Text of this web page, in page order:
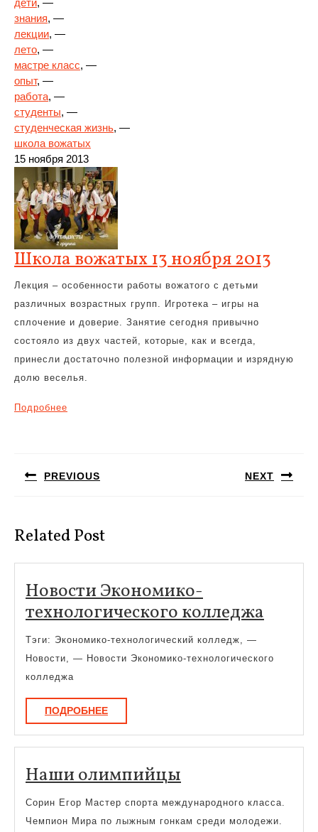
дети, —
знания, —
лекции, —
лето, —
мастре класс, —
опыт, —
работа, —
студенты, —
студенческая жизнь, —
школа вожатых
15 ноября 2013
Школа вожатых 13 ноября 2013
Лекция – особенности работы вожатого с детьми
различных возрастных групп. Игротека – игры на
сплочение и доверие. Занятие сегодня привычно
состояло из двух частей, которые, как и всегда,
принесли достаточно полезной информации и изрядную
долю веселья.
Подробнее
записям
PREVIOUS NEXT
Related Post
Новости Экономико-
технологического колледжа
Тэги: Экономико-технологический колледж, —
Новости, — Новости Экономико-технологического
колледжа
ПОДРОБНЕЕПОДРОБНЕЕ
Наши олимпийцыНаши
олимпийцы
Сорин Егор Мастер спорта международного класса.
Чемпион Мира по лыжным гонкам среди молодежи.